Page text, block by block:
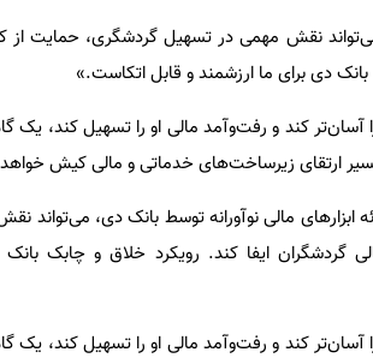
می‌تواند نقش مهمی در تسهیل گردشگری، حمایت
دی برای ما ارزشمند و قابل اتکاست.»
کند و رفت‌وآمد مالی او را تسهیل کند، یک
ارتقای زیرساخت‌های خدماتی و مالی کیش خواهد
ابزارهای مالی نوآورانه توسط بانک دی،
گردشگران ایفا کند. رویکرد خلاق و چابک بانک
کند و رفت‌وآمد مالی او را تسهیل کند، یک